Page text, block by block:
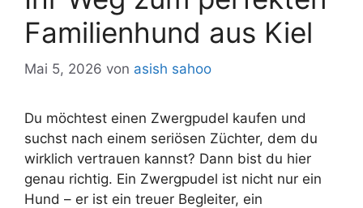
Familienhund aus Kiel
Mai 5, 2026 von asish sahoo
Du möchtest einen Zwergpudel kaufen und
suchst nach einem seriösen Züchter, dem du
wirklich vertrauen kannst? Dann bist du hier
genau richtig. Ein Zwergpudel ist nicht nur ein
Hund – er ist ein treuer Begleiter, ein